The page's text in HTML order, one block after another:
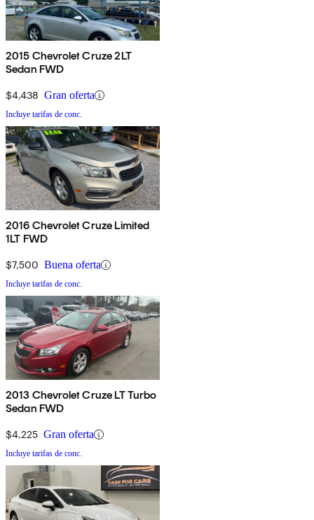
2015 Chevrolet Cruze 2LT
Sedan FWD
$4,438 Gran oferta
Incluye tarifas de conc.
2016 Chevrolet Cruze Limited
1LT FWD
$7,500 Buena oferta
Incluye tarifas de conc.
2013 Chevrolet Cruze LT Turbo
Sedan FWD
$4,225 Gran oferta
Incluye tarifas de conc.